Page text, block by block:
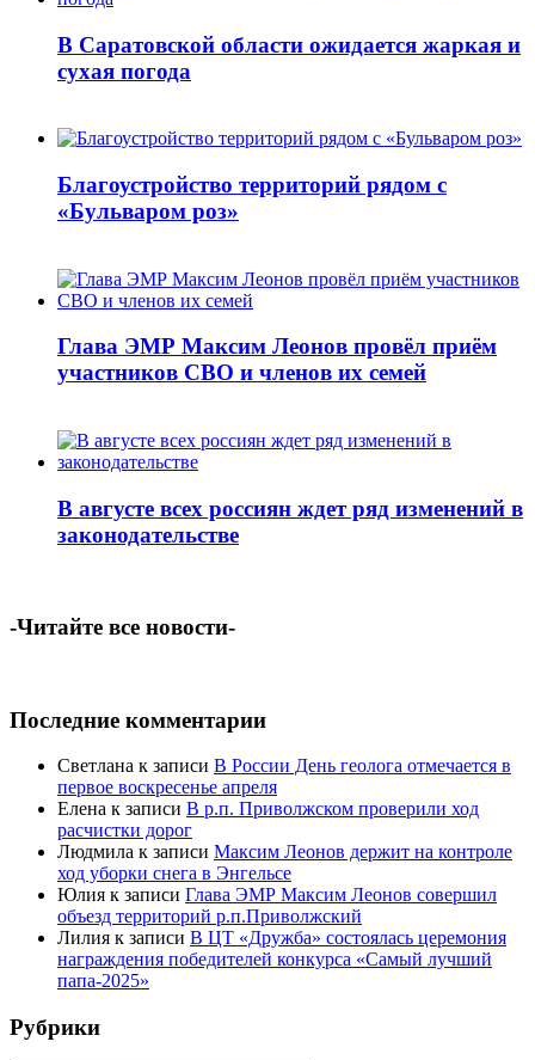
В Саратовской области ожидается жаркая и
сухая погода
Благоустройство территорий рядом с
«Бульваром роз»
Глава ЭМР Максим Леонов провёл приём
участников СВО и членов их семей
В августе всех россиян ждет ряд изменений в
законодательстве
-Читайте все новости-
Последние комментарии
Светлана к записи В России День геолога отмечается в
первое воскресенье апреля
Елена к записи В р.п. Приволжском проверили ход
расчистки дорог
Людмила к записи Максим Леонов держит на контроле
ход уборки снега в Энгельсе
Юлия к записи Глава ЭМР Максим Леонов совершил
объезд территорий р.п.Приволжский
Лилия к записи В ЦТ «Дружба» состоялась церемония
награждения победителей конкурса «Самый лучший
папа-2025»
Рубрики